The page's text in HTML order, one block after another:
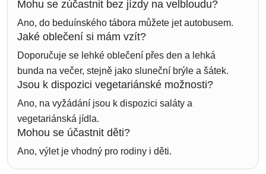
Mohu se zúčastnit bez jízdy na velbloudu?
Ano, do beduínského tábora můžete jet autobusem.
Jaké oblečení si mám vzít?
Doporučuje se lehké oblečení přes den a lehká
bunda na večer, stejně jako sluneční brýle a šátek.
Jsou k dispozici vegetariánské možnosti?
Ano, na vyžádání jsou k dispozici saláty a
vegetariánská jídla.
Mohou se účastnit děti?
Ano, výlet je vhodný pro rodiny i děti.